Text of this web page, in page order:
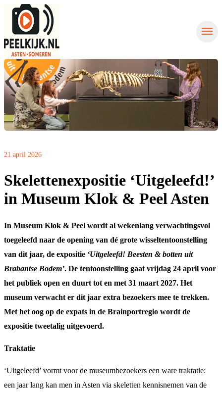
Nieuws uit Asten
Nieuws uit Someren
Contact
Nieuws aanmelden
21 april 2026
Skelettenexpositie ‘Uitgeleefd!’
in Museum Klok & Peel Asten
In Museum Klok & Peel wordt al wekenlang verwachtingsvol
toegeleefd naar de opening van dé grote wisseltentoonstelling
van dit jaar, de expositie ‘Uitgeleefd! Beesten & botten uit
Brabantse Bodem’. De tentoonstelling gaat vrijdag 24 april voor
het publiek open en duurt tot en met 31 maart 2027. Het
museum verwacht er dit jaar extra bezoekers mee te trekken.
Met het oog op de expats in de Brainportregio wordt de
expositie tweetalig uitgevoerd.
Traktatie
‘Uitgeleefd’ vormt voor de museumbezoekers een ware traktatie:
een jaar lang kan men in Asten via skeletten kennisnemen van de